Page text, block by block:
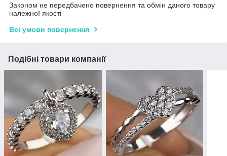
Законом не передбачено повернення та обмін даного товару
належної якості
Всі умови повернення
Подібні товари компанії